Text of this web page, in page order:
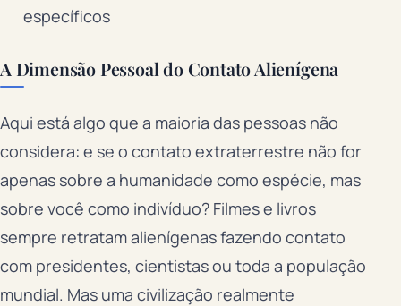
específicos
A Dimensão Pessoal do Contato Alienígena
Aqui está algo que a maioria das pessoas não
considera: e se o contato extraterrestre não for
apenas sobre a humanidade como espécie, mas
sobre você como indivíduo? Filmes e livros
sempre retratam alienígenas fazendo contato
com presidentes, cientistas ou toda a população
mundial. Mas uma civilização realmente